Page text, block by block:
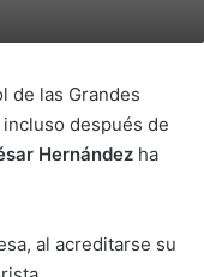
de las Grandes
después de
Hernández ha
al acreditarse su